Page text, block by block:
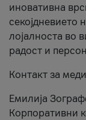
иновативна
секојдневието
лојалноста во
радост и
Контакт за
Емилија
Корпоративни